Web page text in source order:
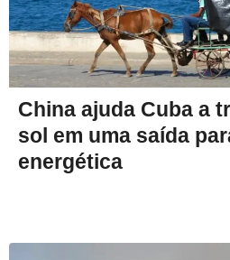
China ajuda Cuba a
sol em uma saída
energética